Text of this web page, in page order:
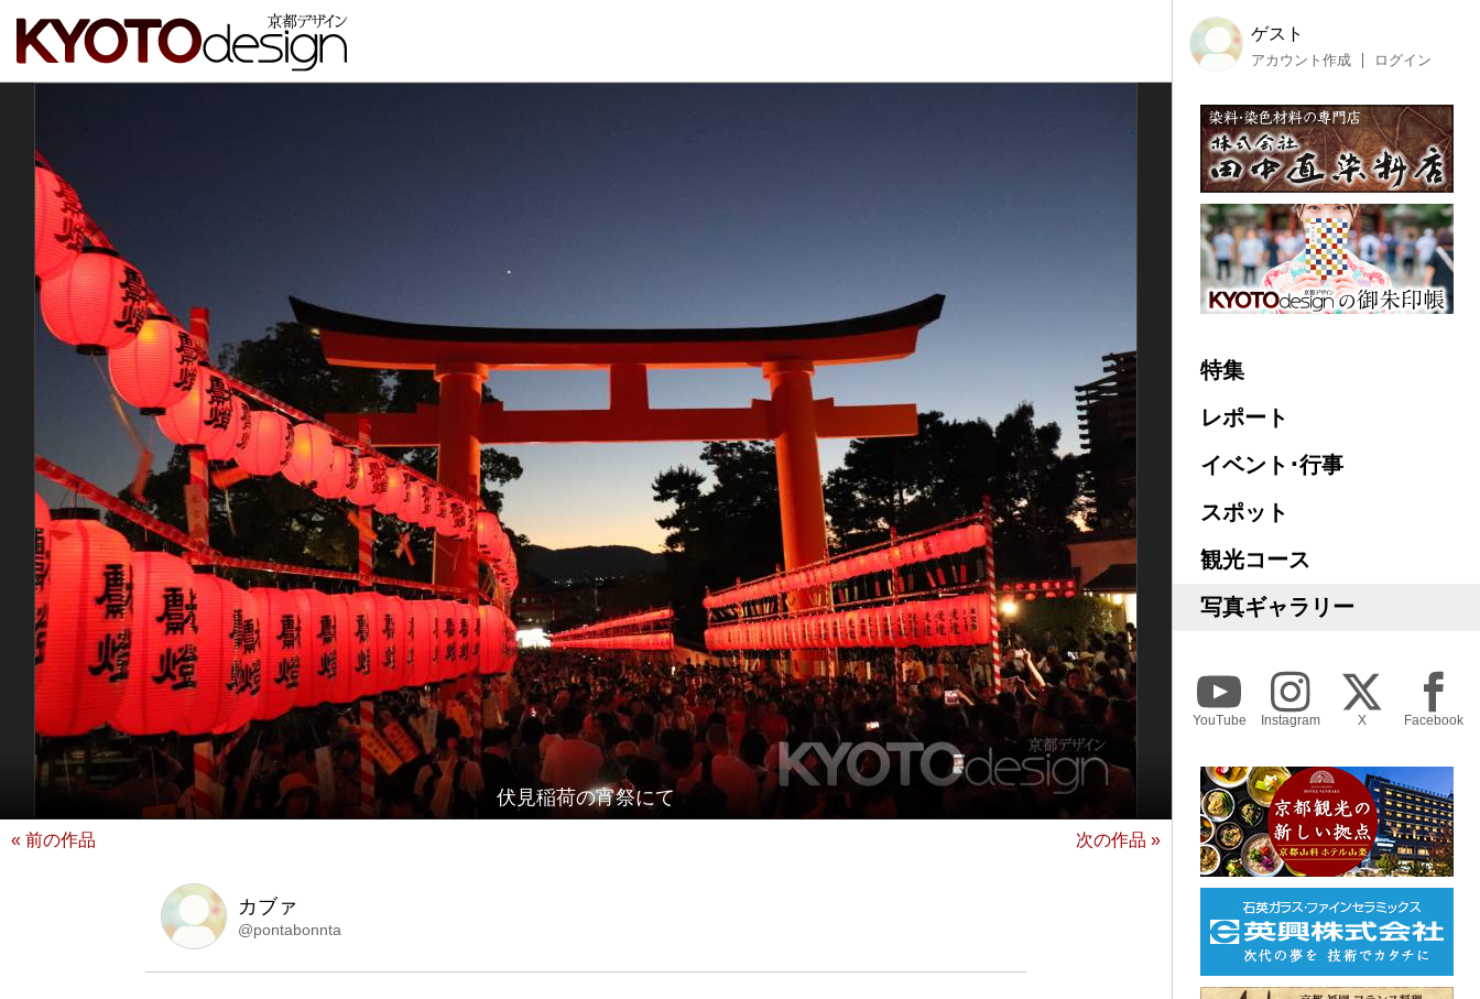
伏見稲荷の宵祭にて
« 前の作品 次の作品 »
カブァ
@pontabonnta
ゲスト
アカウント作成 ログイン
特集
レポート
イベント･行事
スポット
観光コース
写真ギャラリー
YouTube Instagram X Facebook